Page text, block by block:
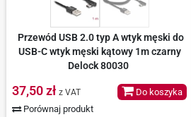
Przewód USB 2.0 typ A wtyk męski do
USB-C wtyk męski kątowy 1m czarny
Delock 80030
37,50 zł z VAT
Porównaj produkt
Do koszyka